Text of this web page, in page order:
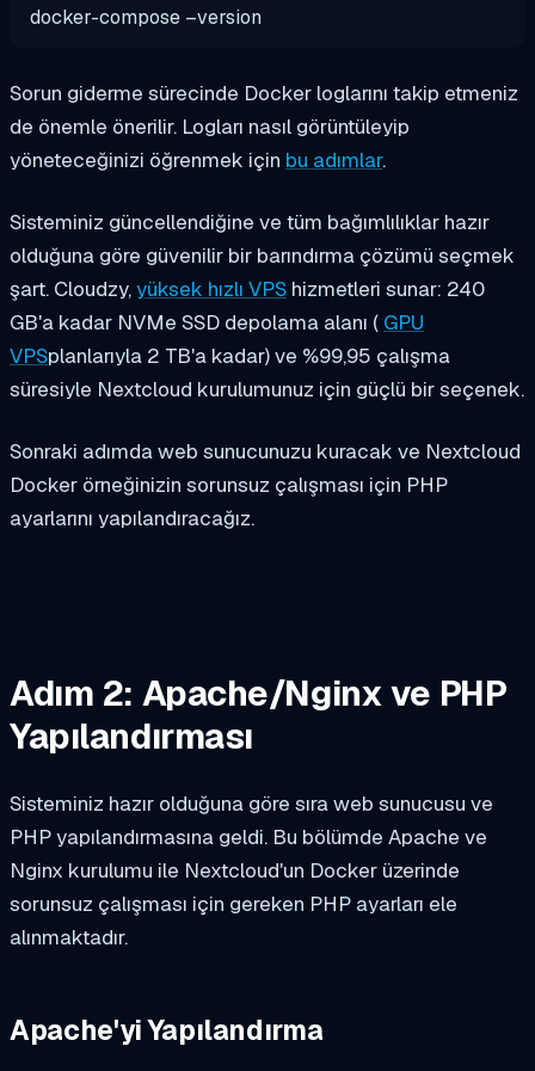
docker-compose –version
Sorun giderme sürecinde Docker loglarını takip etmeniz
de önemle önerilir. Logları nasıl görüntüleyip
yöneteceğinizi öğrenmek için bu adımlar.
Sisteminiz güncellendiğine ve tüm bağımlılıklar hazır
olduğuna göre güvenilir bir barındırma çözümü seçmek
şart. Cloudzy,yüksek hızlı VPS hizmetleri sunar: 240
GB'a kadar NVMe SSD depolama alanı ( GPU
VPSplanlarıyla 2 TB'a kadar) ve %99,95 çalışma
süresiyle Nextcloud kurulumunuz için güçlü bir seçenek.
Sonraki adımda web sunucunuzu kuracak ve Nextcloud
Docker örneğinizin sorunsuz çalışması için PHP
ayarlarını yapılandıracağız.
Adım 2: Apache/Nginx ve PHP
Yapılandırması
Sisteminiz hazır olduğuna göre sıra web sunucusu ve
PHP yapılandırmasına geldi. Bu bölümde Apache ve
Nginx kurulumu ile Nextcloud'un Docker üzerinde
sorunsuz çalışması için gereken PHP ayarları ele
alınmaktadır.
Apache'yi Yapılandırma